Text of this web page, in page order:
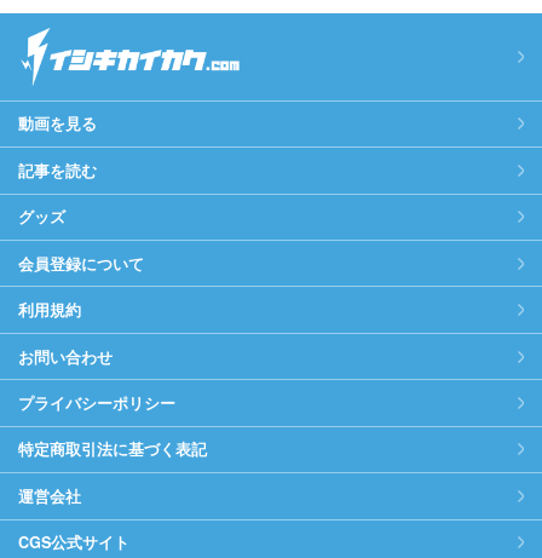
動画を見る
記事を読む
グッズ
会員登録について
利用規約
お問い合わせ
プライバシーポリシー
特定商取引法に基づく表記
運営会社
CGS公式サイト